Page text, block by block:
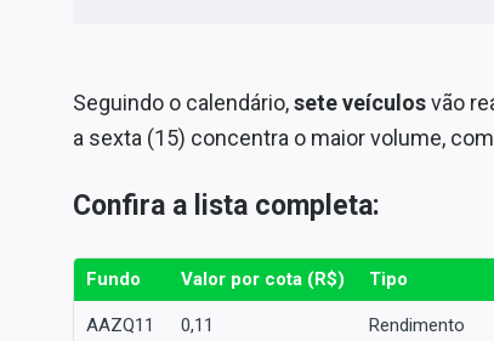
Seguindo o calendário,sete veículosvão
a sexta (15) concentra o maior volume, com
Confira a lista completa:
Fundo Valor por cota (R$) Tipo
AAZQ11 0,11 Rendimento